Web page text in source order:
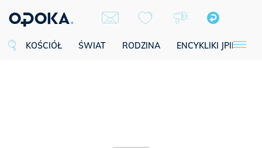
KOŚCIÓŁ ŚWIAT RODZINA ENCYKLIKI JPII